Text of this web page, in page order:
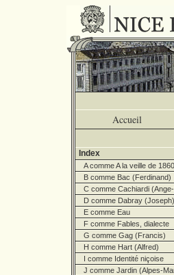
Accueil
Index
A comme A la veille de 1860
B comme Bac (Ferdinand)
C comme Cachiardi
D comme Dabray (Joseph)
E comme Eau
F comme Fables, dialecte
G comme Gag (Francis)
H comme Hart (Alfred)
I comme Identité niçoise
J comme Jardin (Alpes-